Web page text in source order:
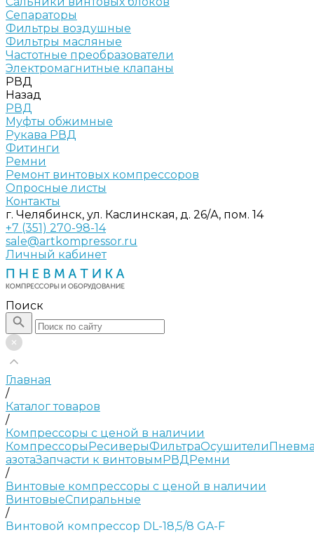
Сепараторы
Фильтры воздушные
Фильтры масляные
Частотные преобразователи
Электромагнитные клапаны
РВД
Назад
РВД
Муфты обжимные
Рукава РВД
Фитинги
Ремни
Ремонт винтовых компрессоров
Опросные листы
Контакты
г. Челябинск, ул. Каслинская, д. 26/А, пом. 14
+7 (351) 270-98-14
sale@artkompressor.ru
Личный кабинет
Поиск
Главная
/
Каталог товаров
/
Компрессоры с ценой в наличии
КомпрессорыРесиверыФильтраОсушители
азотаЗапчасти к винтовымРВДРемни
/
Винтовые компрессоры с ценой в наличии
ВинтовыеСпиральные
/
Винтовой компрессор DL-18,5/8 GA-F